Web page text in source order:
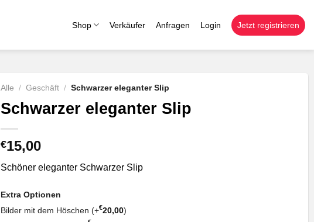
Shop Verkäufer Anfragen Login Jetzt registrieren
Alle / Geschäft / Schwarzer eleganter Slip
Schwarzer eleganter Slip
€15,00
Schöner eleganter Schwarzer Slip
Extra Optionen
Bilder mit dem Höschen (+€20,00)